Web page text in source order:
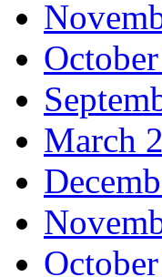
March